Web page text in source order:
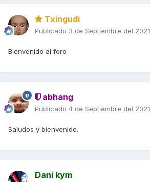
Txingudi
Publicado 3 de Septiembre del 2021
Bienvenido al foro
abhang
Publicado 4 de Septiembre del 2021
Saludos y bienvenido.
Dani kym